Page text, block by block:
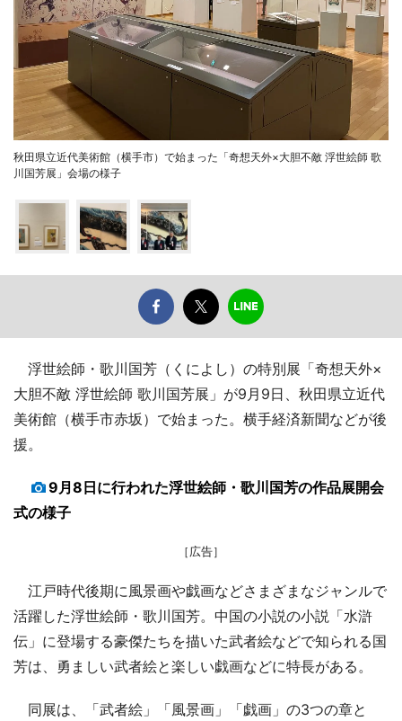
秋田県立近代美術館（横手市）で始まった「奇想天外×大胆不敵 浮世絵師 歌
川国芳展」会場の様子
浮世絵師・歌川国芳（くによし）の特別展「奇想天外×
大胆不敵 浮世絵師 歌川国芳展」が9月9日、秋田県立近代
美術館（横手市赤坂）で始まった。横手経済新聞などが後
援。
9月8日に行われた浮世絵師・歌川国芳の作品展開会
式の様子
［広告］
江戸時代後期に風景画や戯画などさまざまなジャンルで
活躍した浮世絵師・歌川国芳。中国の小説の小説「水滸
伝」に登場する豪傑たちを描いた武者絵などで知られる国
芳は、勇ましい武者絵と楽しい戯画などに特長がある。
同展は、「武者絵」「風景画」「戯画」の3つの章と